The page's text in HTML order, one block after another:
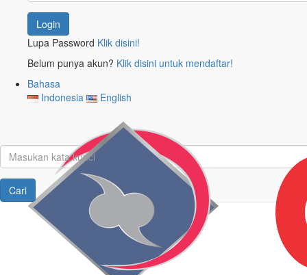
Login
Lupa Password Klik disini!
Belum punya akun? Klik disini untuk mendaftar!
Bahasa
Indonesia
English
Cari